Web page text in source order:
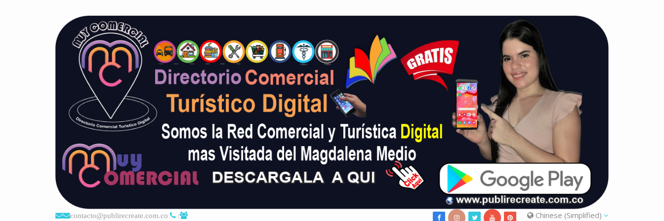
contacto@publirecreate.com.co : Chinese (Simplified)